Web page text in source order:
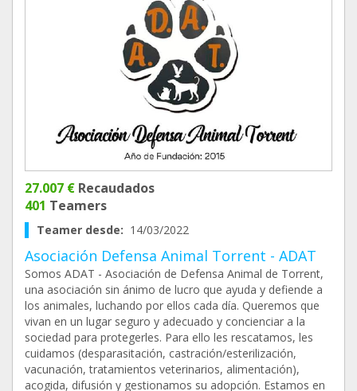
27.007 € Recaudados
401 Teamers
Teamer desde: 14/03/2022
Asociación Defensa Animal Torrent - ADAT
Somos ADAT - Asociación de Defensa Animal de Torrent,
una asociación sin ánimo de lucro que ayuda y defiende a
los animales, luchando por ellos cada día. Queremos que
vivan en un lugar seguro y adecuado y concienciar a la
sociedad para protegerles. Para ello les rescatamos, les
cuidamos (desparasitación, castración/esterilización,
vacunación, tratamientos veterinarios, alimentación),
acogida, difusión y gestionamos su adopción. Estamos en